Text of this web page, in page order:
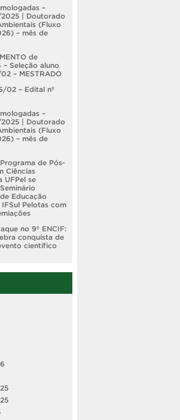
–
| Doutorado
(Fluxo
– mês de
de
– Seleção aluno
– MESTRADO
02 – Edital nº
–
| Doutorado
(Fluxo
– mês de
de Pós-
Ciências
UFPel se
Educação
Pelotas com
no 9º ENCIF:
conquista de
científico